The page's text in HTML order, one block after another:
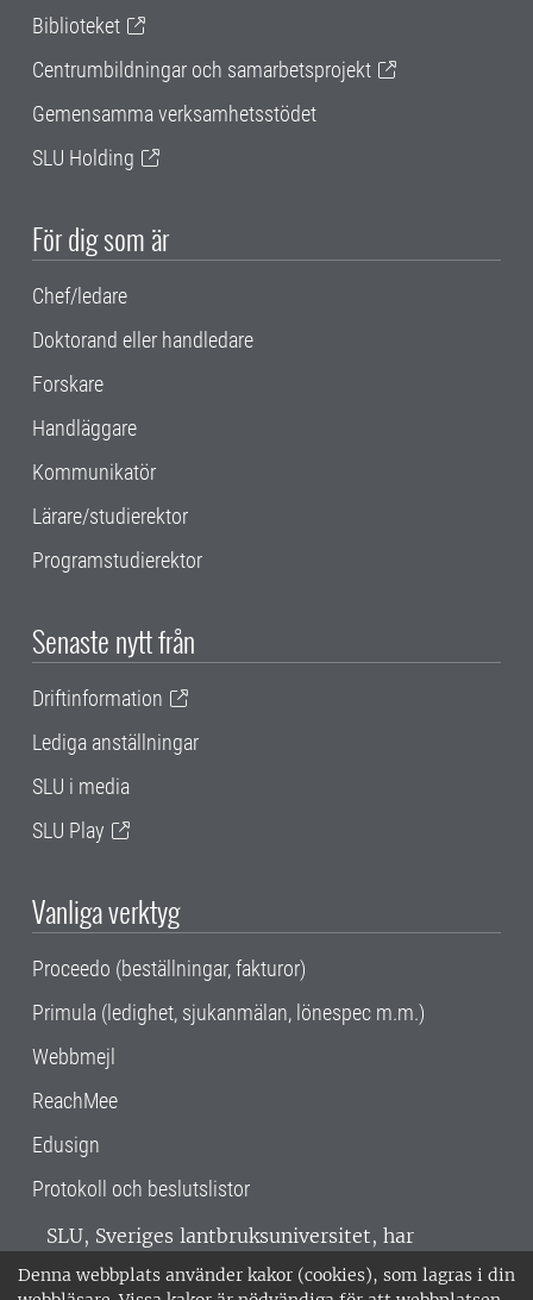
Denna webbplats använder kakor (cookies), som lagras i din
Biblioteket
Centrumbildningar och samarbetsprojekt
Gemensamma verksamhetsstödet
SLU Holding
För dig som är
Chef/ledare
Doktorand eller handledare
Forskare
Handläggare
Kommunikatör
Lärare/studierektor
Programstudierektor
Senaste nytt från
Driftinformation
Lediga anställningar
SLU i media
SLU Play
Vanliga verktyg
Proceedo (beställningar, fakturor)
Primula (ledighet, sjukanmälan, lönespec m.m.)
Webbmejl
ReachMee
Edusign
Protokoll och beslutslistor
SLU, Sveriges lantbruksuniversitet, har
verksamhet över hela Sverige. Huvudorter är
Alnarp, Uppsala och Umeå.SLU är